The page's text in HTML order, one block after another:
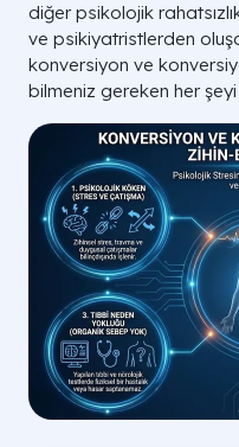
diğer psikolojik
ve psikiyatristlerden
konversiyon ve
bilmeniz gereken her